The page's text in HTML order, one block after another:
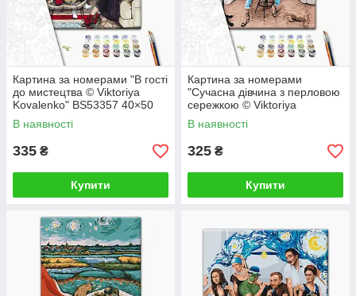
Картина за номерами "В гості
до мистецтва © Viktoriya
Kovalenko" BS53357 40×50
см
В наявності
335 ₴
Купити
Картина за номерами
"Сучасна дівчина з перловою
сережкою © Viktoriya
Kovalenko" BS52762 40×50
см
В наявності
325 ₴
Купити